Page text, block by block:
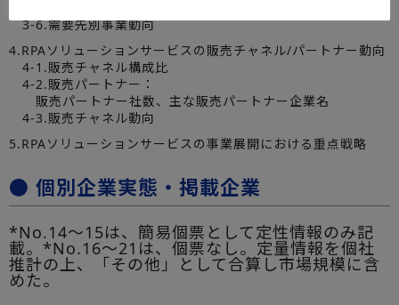
3-6.需要先別事業動向
4.RPAソリューションサービスの販売チャネル/パートナー動向
4-1.販売チャネル構成比
4-2.販売パートナー：
販売パートナー社数、主な販売パートナー企業名
4-3.販売チャネル動向
5.RPAソリューションサービスの事業展開における重点戦略
● 個別企業実態・掲載企業
*No.14～15は、簡易個票として定性情報のみ記
載。*No.16～21は、個票なし。定量情報を個社
推計の上、「その他」として合算し市場規模に含
めた。